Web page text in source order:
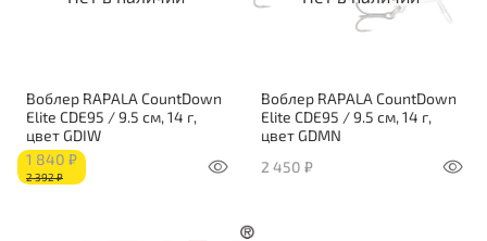
Воблер RAPALA CountDown
Elite CDE95 / 9.5 см, 14 г,
цвет GDIW
1 840 ₽
2 392 ₽
Воблер RAPALA CountDown
Elite CDE95 / 9.5 см, 14 г,
цвет GDMN
2 450 ₽